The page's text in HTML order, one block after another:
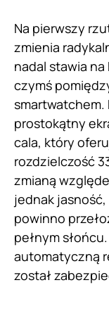
Na pierwszy
zmienia
nadal stawia
czymś
smartwatchem.
prostokątny
cala, który
rozdzielczość
zmianą
jednak
powinno
pełnym
automatyczną
został